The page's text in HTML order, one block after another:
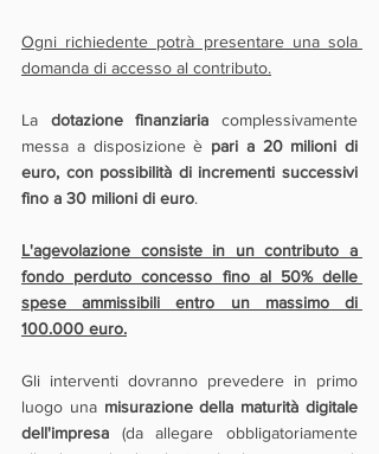
Ogni richiedente potrà presentare una sola
domanda di accesso al contributo.
La dotazione finanziaria complessivamente
messa a disposizione è pari a 20 milioni di
euro, con possibilità di incrementi successivi
fino a 30 milioni di euro.
L'agevolazione consiste in un contributo a
fondo perduto concesso fino al 50% delle
spese ammissibili entro un massimo di
100.000 euro.
Gli interventi dovranno prevedere in primo
luogo una misurazione della maturità digitale
dell'impresa (da allegare obbligatoriamente